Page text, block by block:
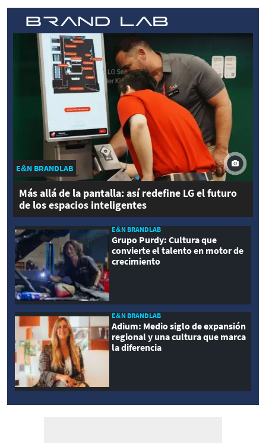
E&N BRANDLAB
Más allá de la pantalla: así redefine LG el futuro
de los espacios inteligentes
E&N BRANDLAB
Grupo Purdy: Cultura que
convierte el talento en motor de
crecimiento
E&N BRANDLAB
Adium: Medio siglo de expansión
regional y una cultura que marca
la diferencia